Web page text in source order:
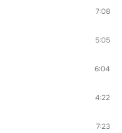
7:08
5:05
6:04
4:22
7:23